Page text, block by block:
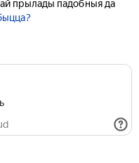
прылады падобныя да